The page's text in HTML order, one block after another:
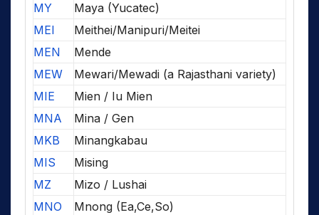
MY
Maya (Yucatec)
MEI
Meithei/Manipuri/Meitei
MEN
Mende
MEW
Mewari/Mewadi (a Rajasthani variety)
MIE
Mien / Iu Mien
MNA
Mina / Gen
MKB
Minangkabau
MIS
Mising
MZ
Mizo / Lushai
MNO
Mnong (Ea,Ce,So)